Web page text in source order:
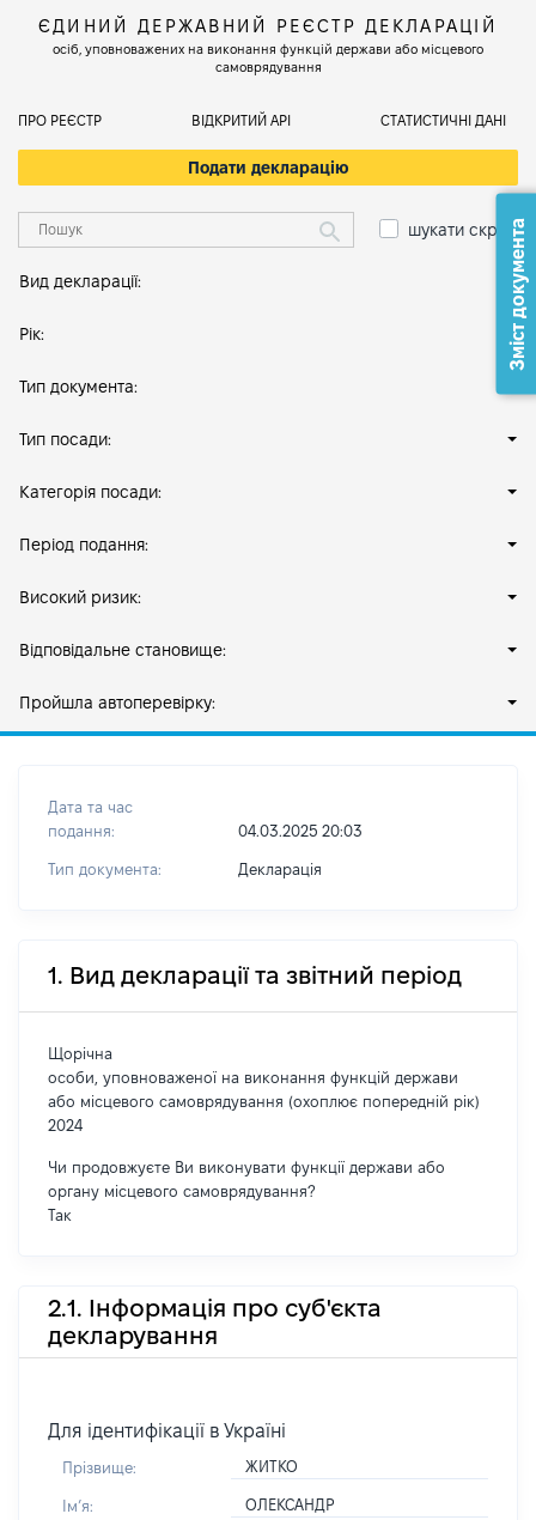
ЄДИНИЙ ДЕРЖАВНИЙ РЕЄСТР ДЕКЛАРАЦІЙ
осіб, уповноважених на виконання функцій держави або місцевого
самоврядування
ПРО РЕЄСТР ВІДКРИТИЙ АРІ СТАТИСТИЧНІ ДАНІ
Подати декларацію
шукати скрізь
Вид декларації:
Рік:
Тип документа:
Тип посади:
Категорія посади:
Період подання:
Високий ризик:
Відповідальне становище:
Пройшла автоперевірку:
Дата та час
подання:
04.03.2025 20:03
Тип документа: Декларація
1. Вид декларації та звітний період
Щорічна
особи, уповноваженої на виконання функцій держави
або місцевого самоврядування (охоплює попередній рік)
2024
Чи продовжуєте Ви виконувати функції держави або
органу місцевого самоврядування?
Так
2.1. Інформація про суб'єкта
декларування
Для ідентифікації в Україні
Прізвище: ЖИТКО
Імʼя: ОЛЕКСАНДР
Зміст документа